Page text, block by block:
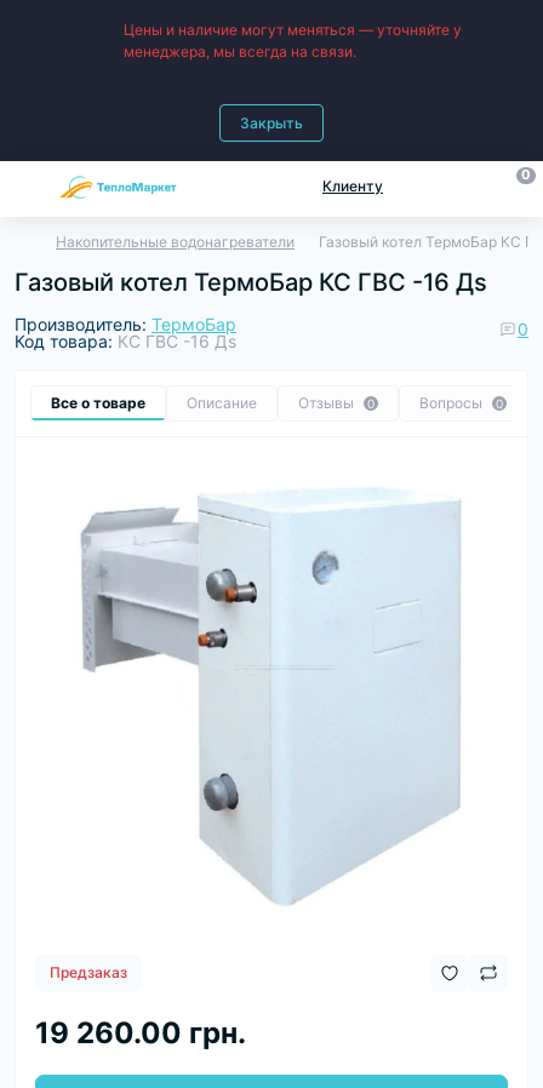
Цены и наличие могут меняться — уточняйте у
менеджера, мы всегда на связи.
Закрыть
Клиенту
0
Накопительные водонагреватели Газовый котел ТермоБар КС
Газовый котел ТермоБар КС ГВС -16 Дs
Производитель: ТермоБар
Код товара: КС ГВС -16 Дs
0
Все о товаре Описание Отзывы 0 Вопросы 0
Предзаказ
19 260.00 грн.